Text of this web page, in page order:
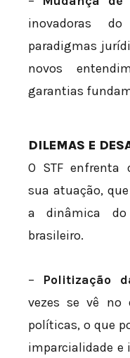
inovadoras
paradigmas
novos
garantias
DILEMAS E
O STF enfrenta
sua atuação,
a dinâmica
brasileiro.
– Politização
vezes se vê no
políticas, o que
imparcialidade e